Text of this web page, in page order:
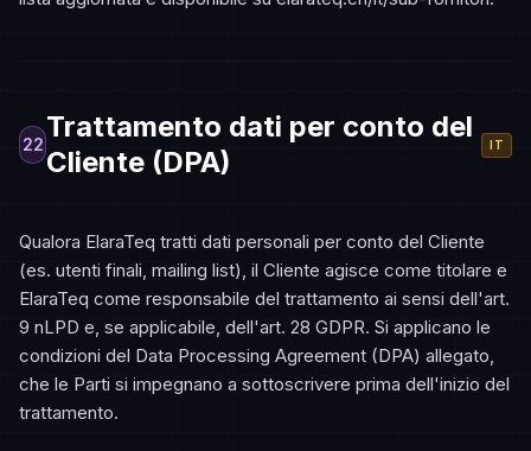
22
Trattamento dati per conto del
Cliente (DPA)
IT
Qualora ElaraTeq tratti dati personali per conto del Cliente
(es. utenti finali, mailing list), il Cliente agisce come titolare e
ElaraTeq come responsabile del trattamento ai sensi dell'art.
9 nLPD e, se applicabile, dell'art. 28 GDPR. Si applicano le
condizioni del Data Processing Agreement (DPA) allegato,
che le Parti si impegnano a sottoscrivere prima dell'inizio del
trattamento.